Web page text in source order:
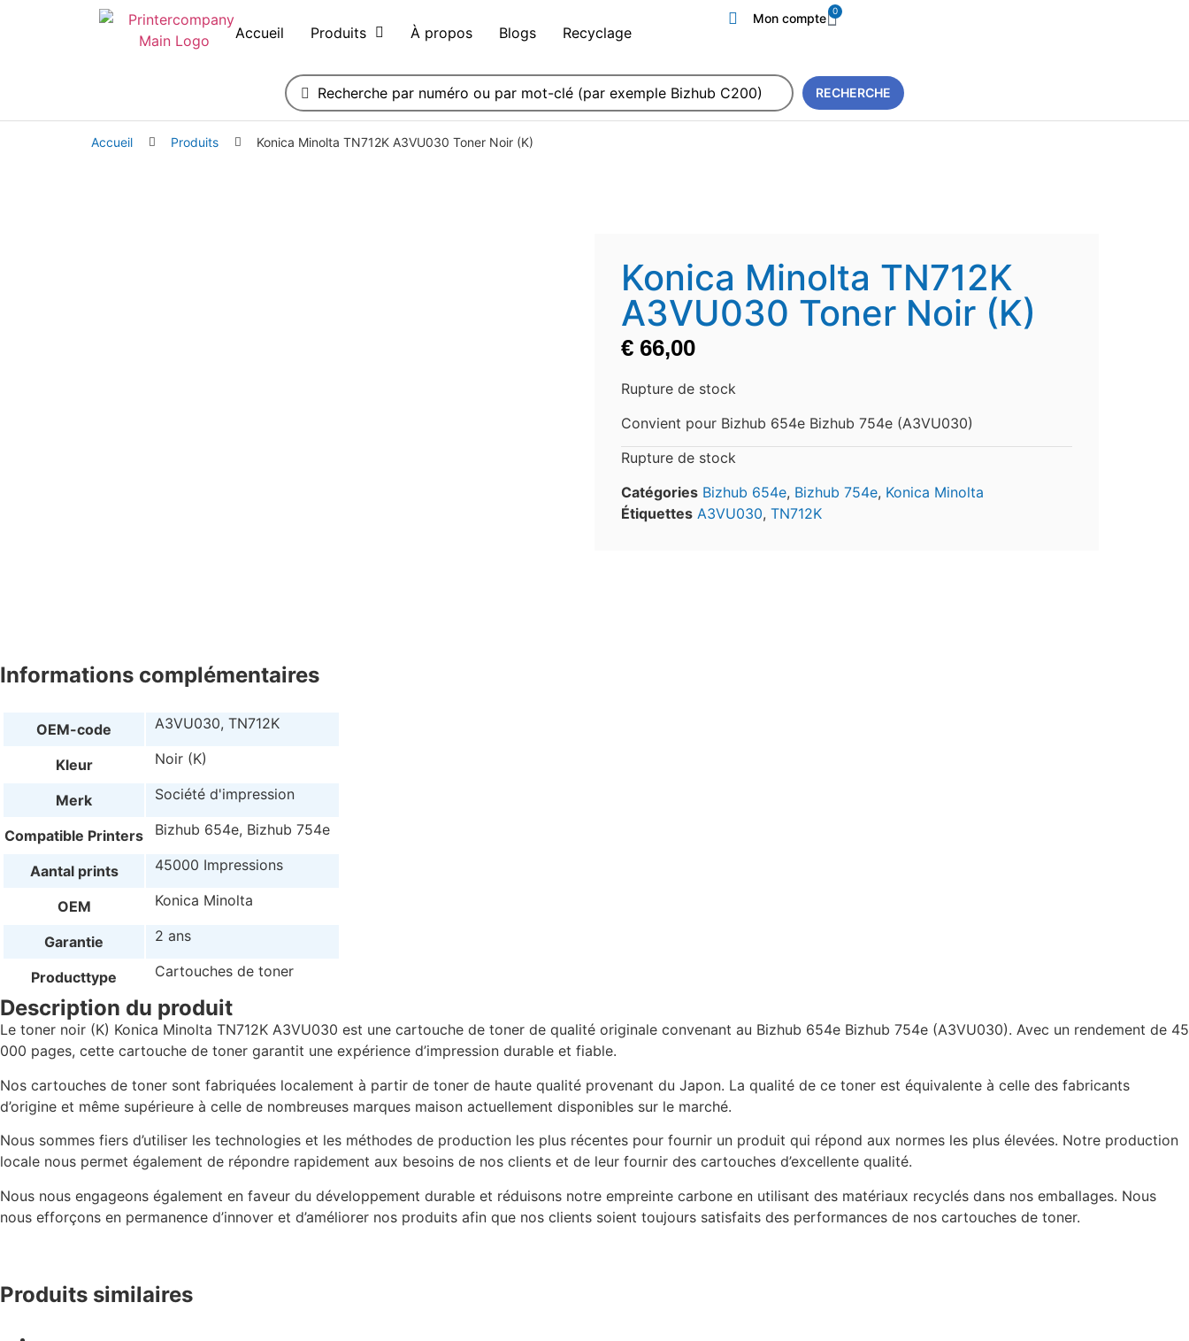
Accueil Produits À propos Blogs Recyclage
Mon compte 0
RECHERCHE
Accueil Produits Konica Minolta TN712K A3VU030 Toner Noir (K)
Konica Minolta TN712K
A3VU030 Toner Noir (K)
€ 66,00
Rupture de stock
Convient pour Bizhub 654e Bizhub 754e (A3VU030)
Rupture de stock
Catégories Bizhub 654e, Bizhub 754e, Konica Minolta
Étiquettes A3VU030, TN712K
Informations complémentaires
OEM-code A3VU030, TN712K
Kleur Noir (K)
Merk Société d'impression
Compatible Printers Bizhub 654e, Bizhub 754e
Aantal prints 45000 Impressions
OEM Konica Minolta
Garantie 2 ans
Producttype Cartouches de toner
Description du produit
Le toner noir (K) Konica Minolta TN712K A3VU030 est une cartouche de toner de qualité originale convenant au Bizhub 654e Bizhub 754e (A3VU030). Avec un rendement de 45
000 pages, cette cartouche de toner garantit une expérience d’impression durable et fiable.
Nos cartouches de toner sont fabriquées localement à partir de toner de haute qualité provenant du Japon. La qualité de ce toner est équivalente à celle des fabricants
d’origine et même supérieure à celle de nombreuses marques maison actuellement disponibles sur le marché.
Nous sommes fiers d’utiliser les technologies et les méthodes de production les plus récentes pour fournir un produit qui répond aux normes les plus élevées. Notre production
locale nous permet également de répondre rapidement aux besoins de nos clients et de leur fournir des cartouches d’excellente qualité.
Nous nous engageons également en faveur du développement durable et réduisons notre empreinte carbone en utilisant des matériaux recyclés dans nos emballages. Nous
nous efforçons en permanence d’innover et d’améliorer nos produits afin que nos clients soient toujours satisfaits des performances de nos cartouches de toner.
Produits similaires